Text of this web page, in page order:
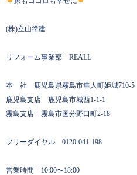
(株)立山塗建
リフォーム事業部 REALL
本 社 鹿児島県霧島市隼人町姫城710-5
鹿児島支店 鹿児島市城西1-1-1
霧島支店 霧島市国分野口町2-18
フリーダイヤル 0120-041-198
営業時間 10:00〜18:00